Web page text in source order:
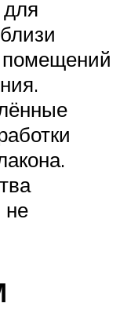
помещений
не